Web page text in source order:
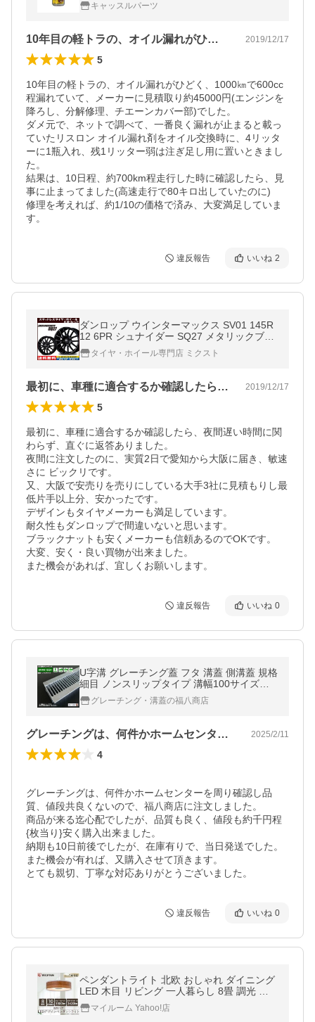
キャッスルパーツ
10年目の軽トラの、オイル漏れがひどく… 2019/12/17
5
10年目の軽トラの、オイル漏れがひどく、1000㎞で600cc
程漏れていて、メーカーに見積取り約45000円(エンジンを
降ろし、分解修理、チエーンカバー部)でした。
ダメ元で、ネットで調べて、一番良く漏れが止まると載っ
ていたリスロン オイル漏れ剤をオイル交換時に、4リッタ
ーに1瓶入れ、残1リッター弱は注ぎ足し用に置いときまし
た。
結果は、10日程、約700km程走行した時に確認したら、見
事に止まってました(高速走行で80キロ出していたのに)
修理を考えれば、約1/10の価格で済み、大変満足していま
す。
違反報告 いいね 2
ダンロップ ウインターマックス SV01 145R
12 6PR シュナイダー SQ27 メタリックブラ
ック スタッドレスタイヤ ホイール 4本セッ
ト タイヤ・ホイール専門店 ミクスト
最初に、車種に適合するか確認したら、夜… 2019/12/17
5
最初に、車種に適合するか確認したら、夜間遅い時間に関
わらず、直ぐに返答ありました。
夜間に注文したのに、実質2日で愛知から大阪に届き、敏速
さに ビックリです。
又、大阪で安売りを売りにしている大手3社に見積もりし最
低片手以上分、安かったです。
デザインもタイヤメーカーも満足しています。
耐久性もダンロップで間違いないと思います。
ブラックナットも安くメーカーも信頼あるのでOKです。
大変、安く・良い買物が出来ました。
また機会があれば、宜しくお願いします。
違反報告 いいね 0
U字溝 グレーチング蓋 フタ 溝蓋 側溝蓋 規格
細目 ノンスリップタイプ 溝幅100サイズ用
歩道用〜T-14 OKUN-P3 10-19 日本製
グレーチング・溝蓋の福八商店
グレーチングは、何件かホームセンターを… 2025/2/11
4
グレーチングは、何件かホームセンターを周り確認し品
質、値段共良くないので、福八商店に注文しました。
商品が来る迄心配でしたが、品質も良く、値段も約千円程
{枚当り}安く購入出来ました。
納期も10日前後でしたが、在庫有りで、当日発送でした。
また機会が有れば、又購入させて頂きます。
とても親切、丁寧な対応ありがとうございました。
違反報告 いいね 0
ペンダントライト 北欧 おしゃれ ダイニング
LED 木目 リビング 一人暮らし 8畳 調光 浅
型 PLM8D-ADWN・O アイリスオーヤマ
マイルーム Yahoo!店